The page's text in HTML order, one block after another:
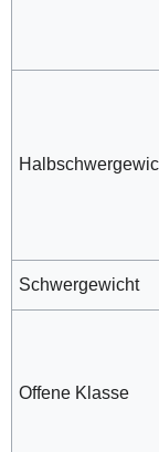
Schwergewicht
Offene Klasse